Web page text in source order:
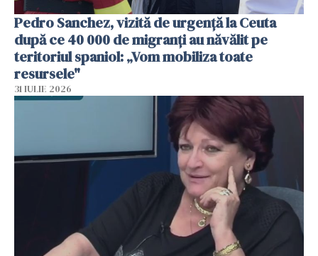
Pedro Sanchez, vizită de urgență la Ceuta
după ce 40 000 de migranți au năvălit pe
teritoriul spaniol: „Vom mobiliza toate
resursele"
31 IULIE 2026